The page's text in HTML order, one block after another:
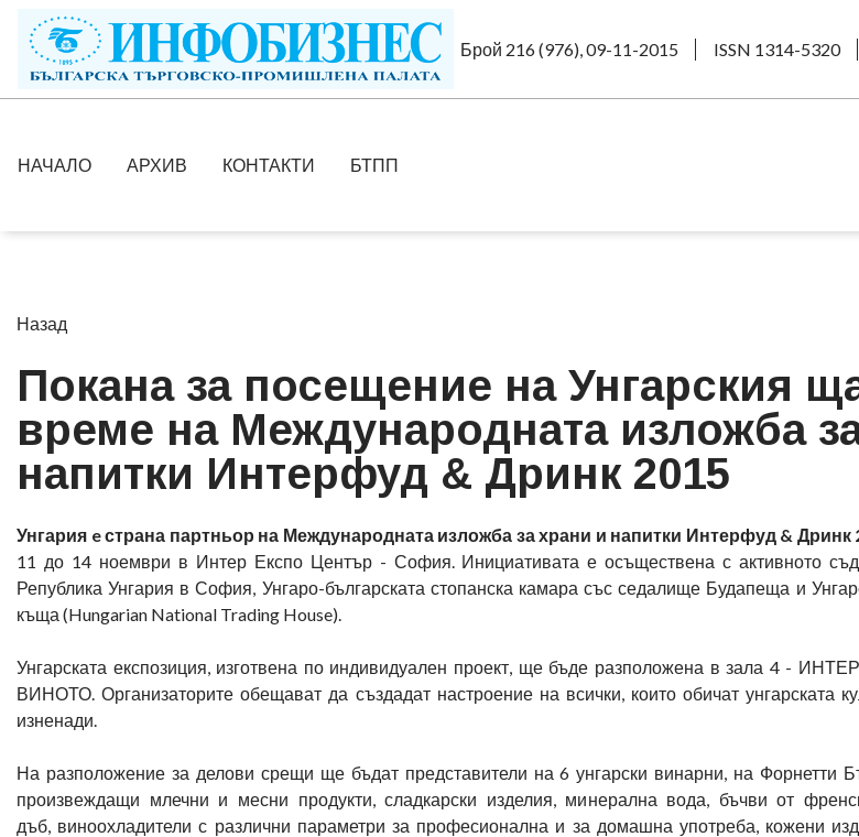
Брой 216 (976), 09-11-2015 ISSN 1314-5320
НАЧАЛО АРХИВ КОНТАКТИ БТПП
Назад
Покана за посещение на Унгарския
време на Международната изложба
напитки Интерфуд & Дринк 2015
Унгария eстрана партньор на Международната изложба за храни и напитки Интерфуд & Дринк
11 до 14 ноември в Интер Експо Център - София. Инициативата е осъществена с активното
Република Унгария в София, Унгаро-българската стопанска камара със седалище Будапеща и
къща (Hungarian National Trading House).
Унгарската експозиция, изготвена по индивидуален проект, ще бъде разположена в зала 4 -
ВИНОТО. Организаторите обещават да създадат настроение на всички, които обичат унгарската
изненади.
На разположение за делови срещи ще бъдат представители на 6 унгарски винарни, на Форнетти
произвеждащи млечни и месни продукти, сладкарски изделия, минерална вода, бъчви от
дъб, виноохладители с различни параметри за професионална и за домашна употреба, кожени